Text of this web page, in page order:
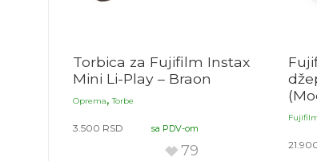
Torbica za Fujifilm Instax
Mini Li-Play – Braon
Oprema,Torbe
3.500 RSD sa PDV-om
79